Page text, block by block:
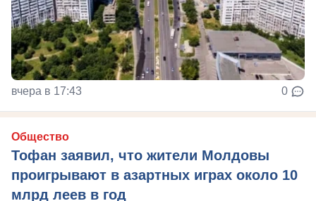
вчера в 17:43 0
Общество
Тофан заявил, что жители Молдовы
проигрывают в азартных играх около 10
млрд леев в год